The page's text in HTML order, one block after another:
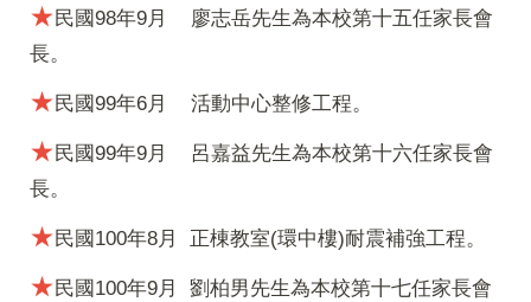
★民國98年9月 廖志岳先生為本校第十五任家長會
長。
★民國99年6月 活動中心整修工程。
★民國99年9月
呂嘉益先生為本校第十六任家長會
長。
★民國100年8月 正棟教室(環中樓)耐震補強工程。
★民國100年9月 劉柏男先生為本校第十七任家長會